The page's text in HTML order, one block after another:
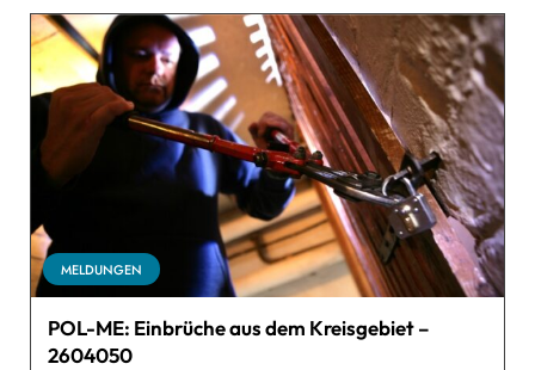
MELDUNGEN
POL-ME: Einbrüche aus dem Kreisgebiet –
2604050